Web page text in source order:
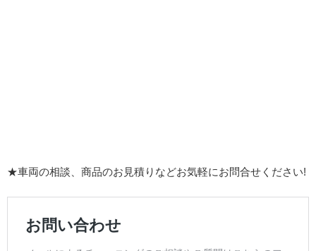
★車両の相談、商品のお見積りなどお気軽にお問合せください!